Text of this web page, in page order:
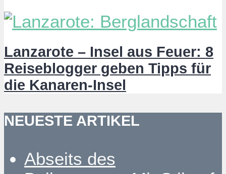
Lanzarote – Insel aus Feuer: 8
Reiseblogger geben Tipps für
die Kanaren-Insel
NEUESTE ARTIKEL
Abseits des